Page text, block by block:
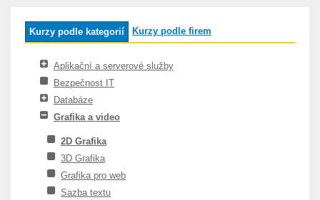
Kurzy podle kategorií Kurzy podle firem
Aplikační a serverové služby
Bezpečnost IT
Databáze
Grafika a video
2D Grafika
3D Grafika
Grafika pro web
Sazba textu